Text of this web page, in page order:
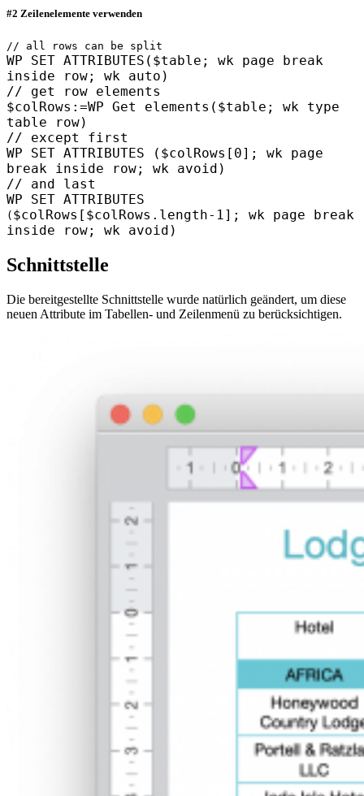
#2 Zeilenelemente verwenden
// all rows can be split
WP SET ATTRIBUTES ( $table ; wk page break
inside row; wk auto )
// get row elements
$colRows :=WP Get elements ( $table ; wk type
table row)
// except first
WP SET ATTRIBUTES ( $colRows [0]; wk page
break inside row; wk avoid )
// and last
WP SET ATTRIBUTES
( $colRows [ $colRows . length-1]; wk page break
inside row; wk avoid )
Schnittstelle
Die bereitgestellte Schnittstelle wurde natürlich geändert, um diese
neuen Attribute im Tabellen- und Zeilenmenü zu berücksichtigen.